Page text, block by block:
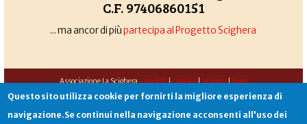
C.F. 97406860151
... ma ancor di piùpartecipa al Progetto Scighera
Associazione La Scigheracopyleft|cookies|privacy|login
Sito creato daAlekos.net
Questo sito utilizza cookie per fornirti la migliore esperienza di
navigazione.Se continui nella navigazione acconsenti all'uso dei